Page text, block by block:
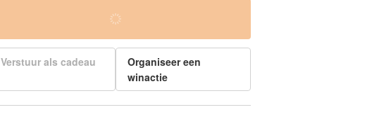
Verstuur als cadeau
Organiseer een
winactie